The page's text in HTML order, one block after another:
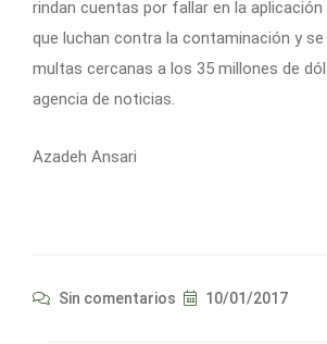
rindan cuentas por fallar en la aplicación
que luchan contra la contaminación y
multas cercanas a los 35 millones de
agencia de noticias.
Azadeh Ansari
Sin comentarios 10/01/2017